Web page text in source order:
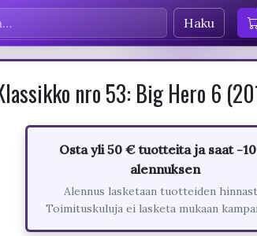
Haku
nro 53: Big Hero 6
Osta yli 50 € tuotteita ja saat -
alennuksen
Alennus lasketaan tuotteiden
Toimituskuluja ei lasketa mukaan